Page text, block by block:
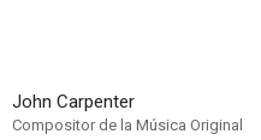
John Carpenter
Compositor de la Música Original